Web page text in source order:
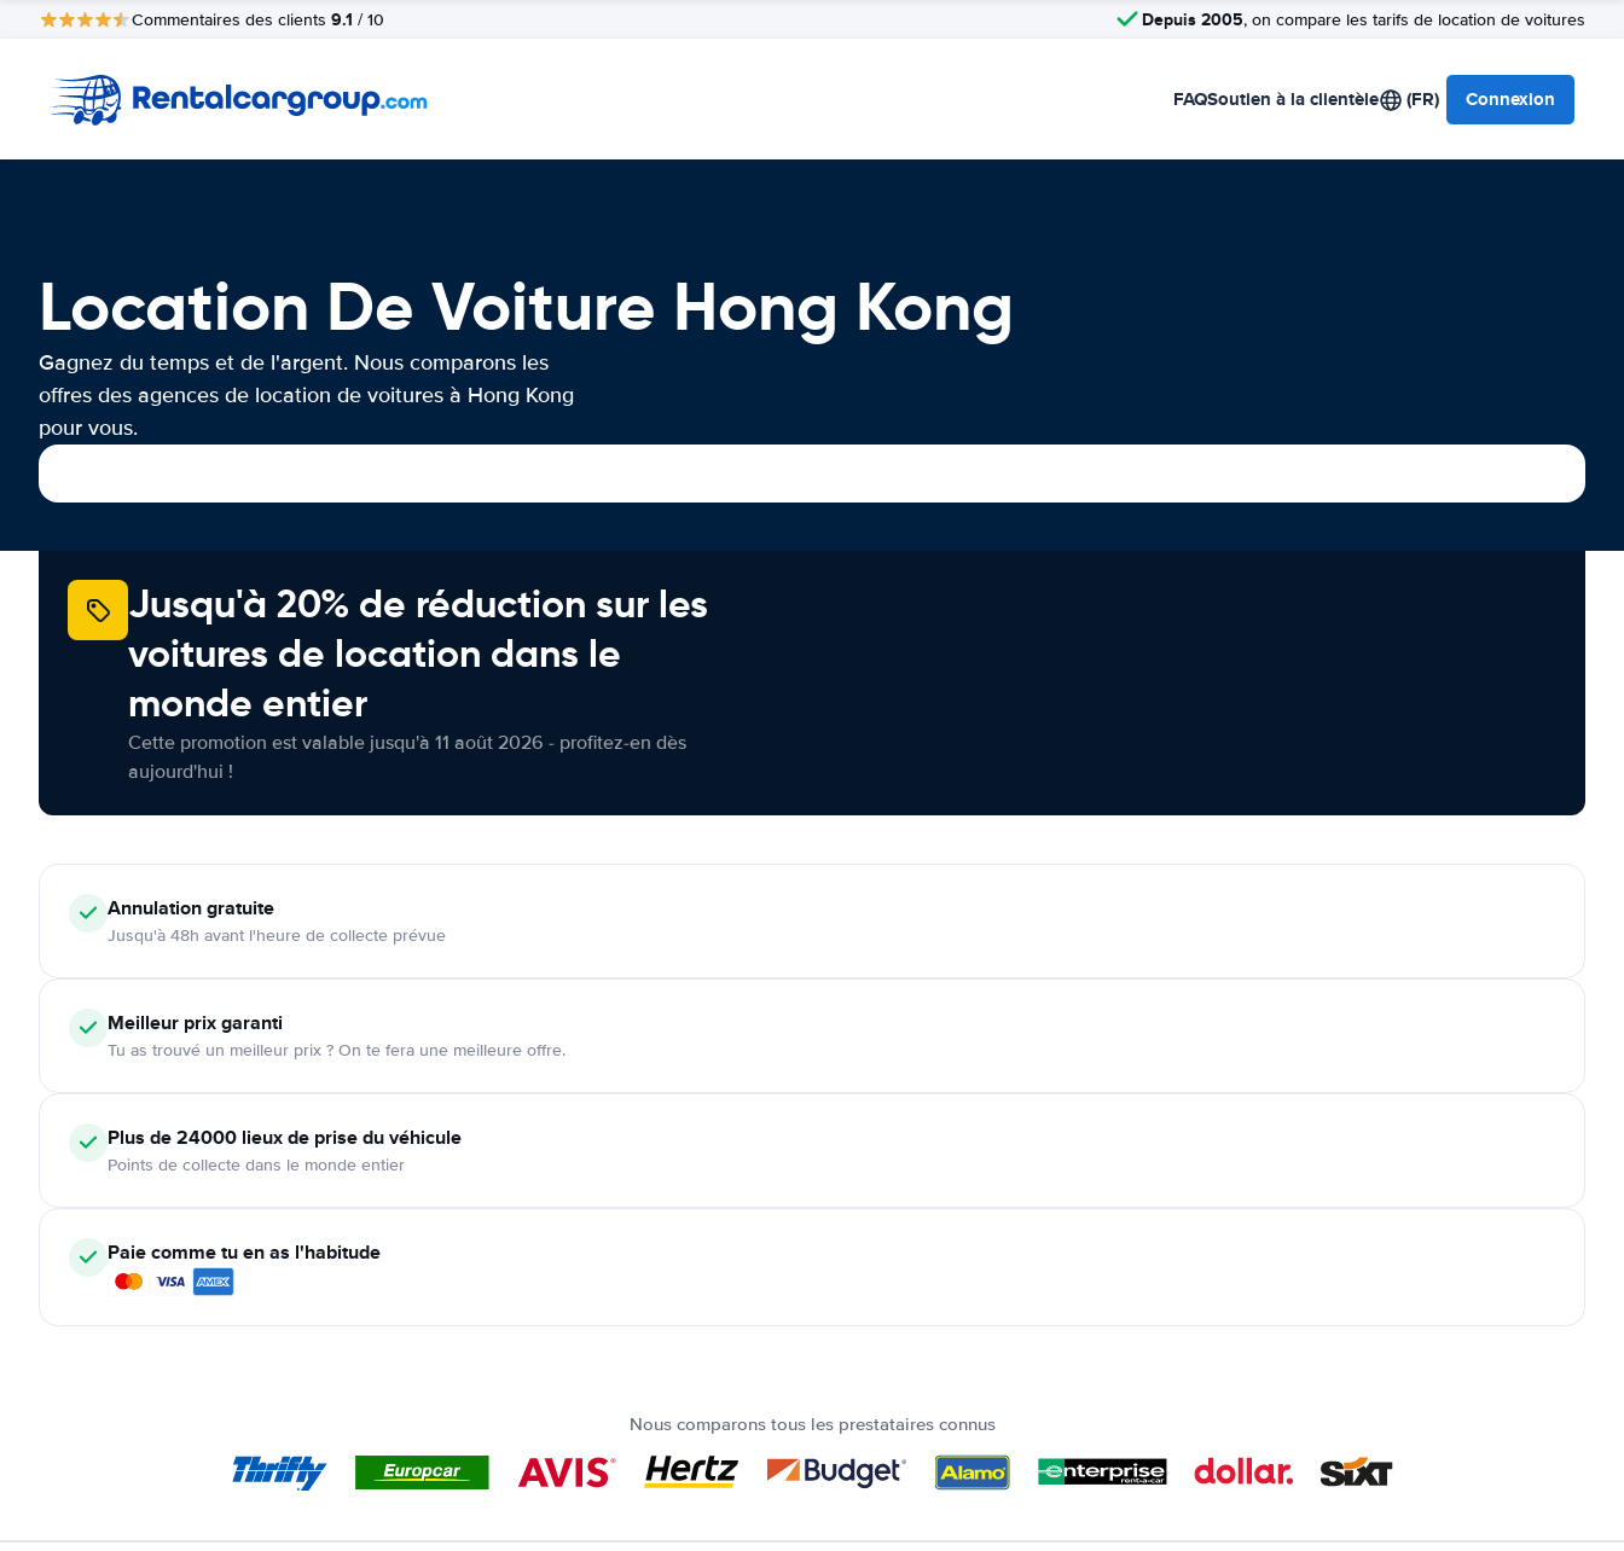
Commentaires des clients 9.1 / 10 Depuis 2005, on compare les tarifs de location de voitures
FAQSoutien à la clientèle (FR) Connexion
Location De Voiture Hong Kong
Gagnez du temps et de l'argent. Nous comparons les
offres des agences de location de voitures à Hong Kong
pour vous.
Jusqu'à 20% de réduction sur les
voitures de location dans le
monde entier
Cette promotion est valable jusqu'à 11 août 2026 - profitez-en dès
aujourd'hui !
Annulationgratuite
Jusqu'à 48h avant l'heure de collecte prévue
Meilleur prix garanti
Tu as trouvé un meilleur prix ? On te fera une meilleure offre.
Plus de 24000 lieux de prise du véhicule
Points de collecte dans le monde entier
Paie comme tu en as l'habitude
Nous comparons tous les prestataires connus